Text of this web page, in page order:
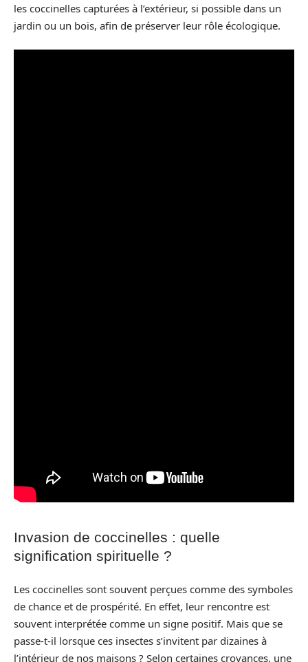
les coccinelles capturées à l’extérieur, si possible dans un
jardin ou un bois, afin de préserver leur rôle écologique.
Invasion de coccinelles : quelle
signification spirituelle ?
Les coccinelles sont souvent perçues comme des symboles
de chance et de prospérité. En effet, leur rencontre est
souvent interprétée comme un signe positif. Mais que se
passe-t-il lorsque ces insectes s’invitent par dizaines à
l’intérieur de nos maisons ? Selon certaines croyances, une